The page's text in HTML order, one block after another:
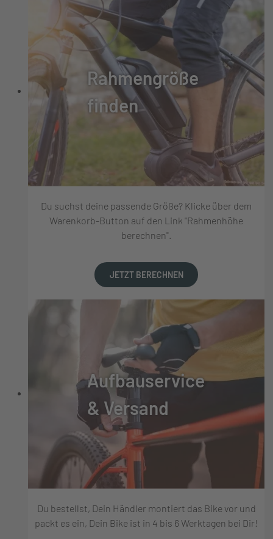
Rahmengröße
finden
Du suchst deine passende Größe? Klicke über dem
Warenkorb-Button auf den Link "Rahmenhöhe
berechnen".
JETZT BERECHNEN
Aufbauservice
& Versand
Du bestellst, Dein Händler montiert das Bike vor und
packt es ein, Dein Bike ist in 4 bis 6 Werktagen bei Dir!